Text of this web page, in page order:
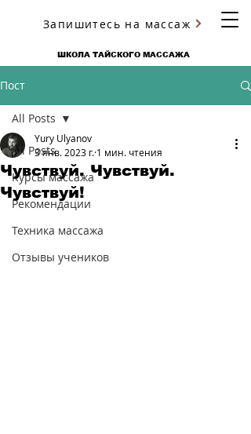
ШКОЛА ТАЙСКОГО МАССАЖА
ЮРИЯ УЛЬЯНОВА
Запишитесь на массаж
Пост
All Posts
Курсы массажа
Рекомендации
Техника массажа
Отзывы учеников
All Posts
Чувствуй. Чувствуй.
Чувствуй!
Yury Ulyanov
3 янв. 2023 г. 1 мин. чтения